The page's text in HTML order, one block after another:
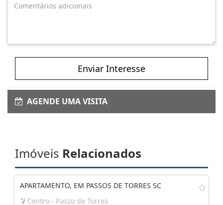
Enviar Interesse
AGENDE UMA VISITA
Imóveis Relacionados
APARTAMENTO, EM PASSOS DE TORRES SC
Centro - Passo de Torres